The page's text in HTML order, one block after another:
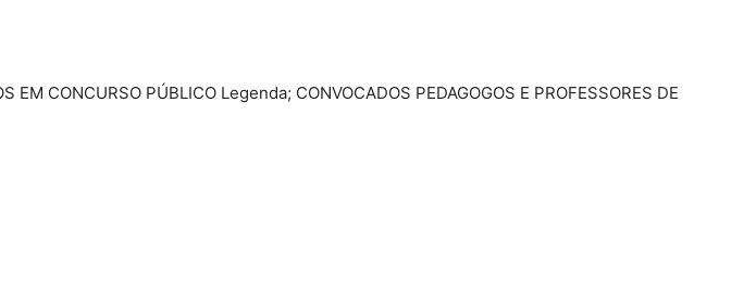
EM CONCURSO PÚBLICO Legenda; CONVOCADOS PEDAGOGOS E PROFESSORES DE